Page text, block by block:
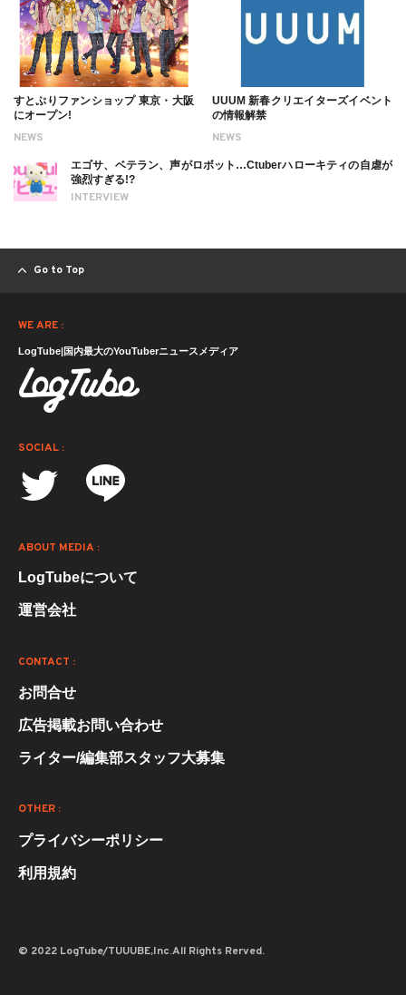
NEWS
すとぷりファンショップ 東京・大阪
にオープン!
NEWS
UUUM 新春クリエイターズイベント
の情報解禁
INTERVIEW
エゴサ、ベテラン、声がロボット…Ctuberハローキティの自虐が
強烈すぎる!?
Go to Top
WE ARE :
LogTube|国内最大のYouTuberニュースメディア
SOCIAL :
ABOUT MEDIA :
LogTubeについて
運営会社
CONTACT :
お問合せ
広告掲載お問い合わせ
ライター/編集部スタッフ大募集
OTHER :
プライバシーポリシー
利用規約
© 2022 LogTube/TUUUBE,Inc.All Rights Rerved.